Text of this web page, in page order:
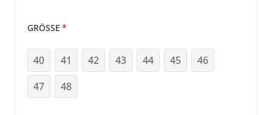
GRÖSSE
40 41 42 43 44 45
46
47
48